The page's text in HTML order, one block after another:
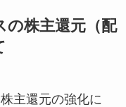
の株主還元（配
主還元の強化に